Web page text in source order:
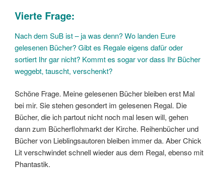
Vierte Frage:
Nach dem SuB ist – ja was denn? Wo landen Eure
gelesenen Bücher? Gibt es Regale eigens dafür oder
sortiert Ihr gar nicht? Kommt es sogar vor dass Ihr Bücher
weggebt, tauscht, verschenkt?
Schöne Frage. Meine gelesenen Bücher bleiben erst Mal
bei mir. Sie stehen gesondert im gelesenen Regal. Die
Bücher, die ich partout nicht noch mal lesen will, gehen
dann zum Bücherflohmarkt der Kirche. Reihenbücher und
Bücher von Lieblingsautoren bleiben immer da. Aber Chick
Lit verschwindet schnell wieder aus dem Regal, ebenso mit
Phantastik.